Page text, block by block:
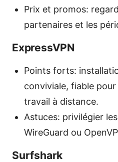
Prix et promos:
partenaires et les
ExpressVPN
Points forts:
conviviale, fiable
travail à distance.
Astuces: privilégier
WireGuard ou
Surfshark